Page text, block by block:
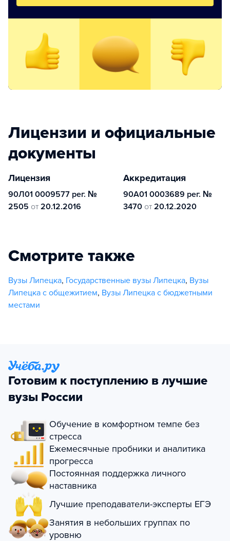
Лицензии и официальные
документы
Лицензия
90Л01 0009577 рег. №
2505 от 20.12.2016
Аккредитация
90А01 0003689 рег. №
3470 от 20.12.2020
Смотрите также
Вузы Липецка, Государственные вузы Липецка, Вузы
Липецка с общежитием, Вузы Липецка с бюджетными
местами
Готовим к поступлению в лучшие
вузы России
Обучение в комфортном темпе без
стресса
Ежемесячные пробники и аналитика
прогресса
Постоянная поддержка личного
наставника
Лучшие преподаватели-эксперты ЕГЭ
Занятия в небольших группах по
уровню